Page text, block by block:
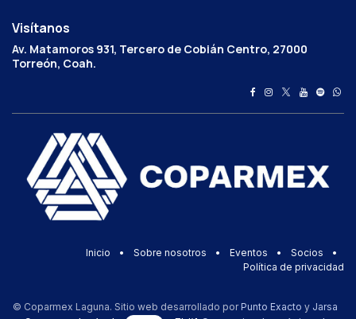
Visítanos
Av. Matamoros 931, Tercero de Cobián Centro, 27000
Torreón, Coah.
Inicio • Sobre nosotros • Eventos • Socios
•
Política de privacidad
© Coparmex Laguna. Sitio web desarrollado por Punto Exacto y Jarsa